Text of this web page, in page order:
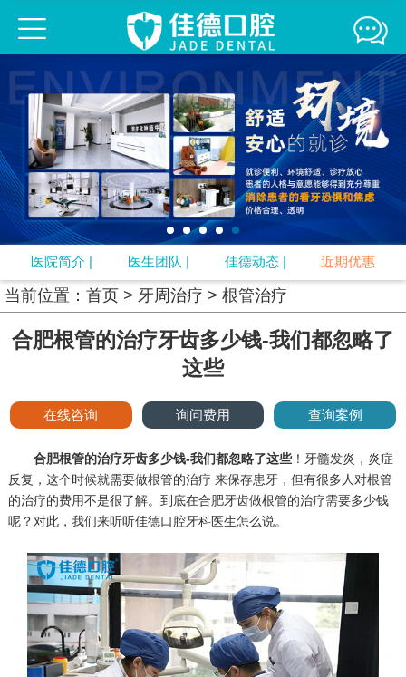
佳德简介 医生团队 来院路线
媒体报道 精彩互动 牙齿正畸
牙齿修复 口腔疾病
口腔预防 视频中心 专题
口腔知识
医院简介 | 医生团队 | 佳德动态 | 近期优惠
当前位置： 首页 > 牙周治疗 > 根管治疗
合肥根管的治疗牙齿多少钱-我们都忽略了
这些
在线咨询 询问费用 查询案例
合肥根管的治疗牙齿多少钱-我们都忽略了这些！牙髓发炎，炎症
反复，这个时候就需要做根管的治疗 来保存患牙，但有很多人对根管
的治疗的费用不是很了解。到底在合肥牙齿做根管的治疗需要多少钱
呢？对此，我们来听听佳德口腔牙科医生怎么说。